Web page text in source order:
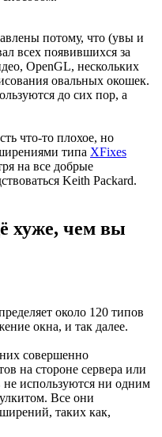
потому, что (увы и
всех появившихся за
OpenGL, нескольких
овальных окошек.
до сих пор, а
что-то плохое, но
типа XFixes
на все добрые
Keith Packard.
хуже, чем вы
около 120 типов
окна, и так далее.
совершенно
на стороне сервера или
не используются ни одним
Все они
таких как,